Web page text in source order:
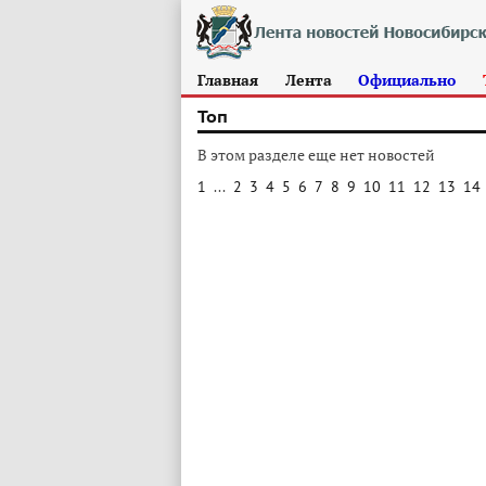
Главная Лента Официально
Топ
В этом разделе еще нет новостей
1 ... 2 3 4 5 6 7 8 9 10 11 12 13 14